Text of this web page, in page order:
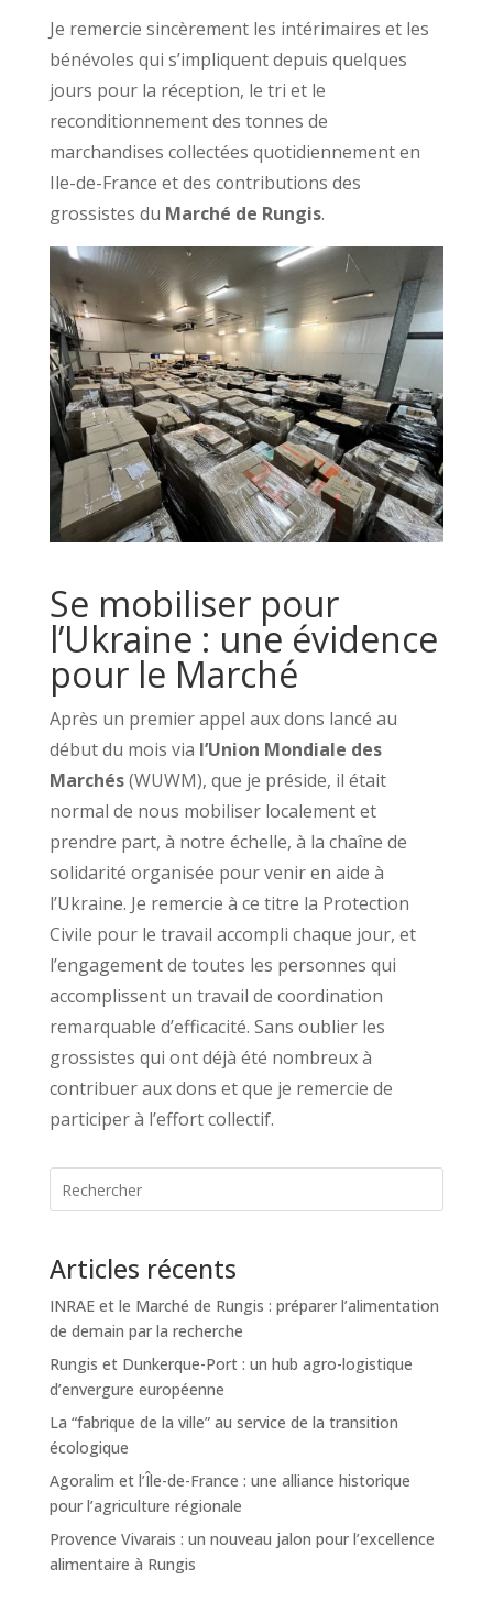
Je remercie sincèrement les intérimaires et les
bénévoles qui s’impliquent depuis quelques
jours pour la réception, le tri et le
reconditionnement des tonnes de
marchandises collectées quotidiennement en
Ile-de-France et des contributions des
grossistes du Marché de Rungis.
Se mobiliser pour
l’Ukraine : une évidence
pour le Marché
Après un premier appel aux dons lancé au
début du mois via l’Union Mondiale des
Marchés(WUWM), que je préside, il était
normal de nous mobiliser localement et
prendre part, à notre échelle, à la chaîne de
solidarité organisée pour venir en aide à
l’Ukraine. Je remercie à ce titre la Protection
Civile pour le travail accompli chaque jour, et
l’engagement de toutes les personnes qui
accomplissent un travail de coordination
remarquable d’efficacité. Sans oublier les
grossistes qui ont déjà été nombreux à
contribuer aux dons et que je remercie de
participer à l’effort collectif.
Articles récents
INRAE et le Marché de Rungis : préparer l’alimentation
de demain par la recherche
Rungis et Dunkerque-Port : un hub agro-logistique
d’envergure européenne
La “fabrique de la ville” au service de la transition
écologique
Agoralim et l’Île-de-France : une alliance historique
pour l’agriculture régionale
Provence Vivarais : un nouveau jalon pour l’excellence
alimentaire à Rungis